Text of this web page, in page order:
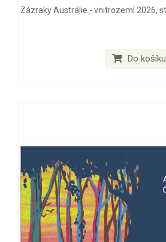
Zázraky Austrálie - vnitrozemí 2026,
Do košíku